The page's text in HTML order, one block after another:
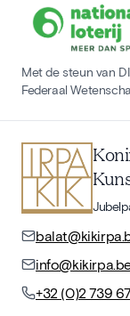
Met de steun van
Federaal
+32 (0)2 739 67